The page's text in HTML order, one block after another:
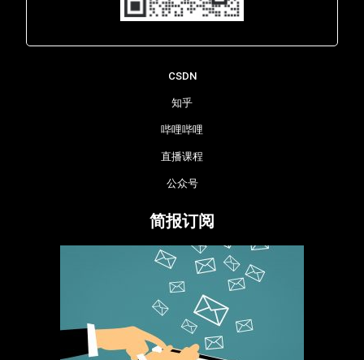
CSDN
知乎
哔哩哔哩
直播课程
公众号
简报订阅